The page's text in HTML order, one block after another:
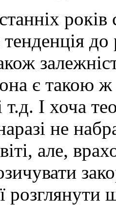
років
тенденція
є такою ж
т.д. І хоча
наразі не
але,